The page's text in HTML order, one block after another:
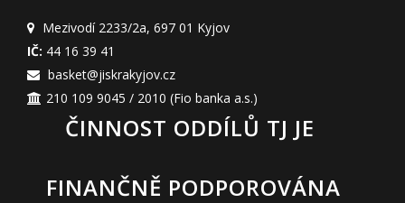
Mezivodí 2233/2a, 697 01 Kyjov
IČ: 44 16 39 41
basket@jiskrakyjov.cz
210 109 9045 / 2010 (Fio banka a.s.)
ČINNOST ODDÍLŮ TJ JE
FINANČNĚ PODPOROVÁNA